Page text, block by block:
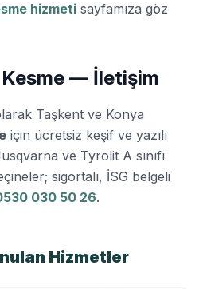
hizmeti sayfamıza göz
— İletişim
Taşkent ve Konya
için ücretsiz keşif ve yazılı
ve Tyrolit A sınıfı
sigortalı, İSG belgeli
030 50 26.
Hizmetler